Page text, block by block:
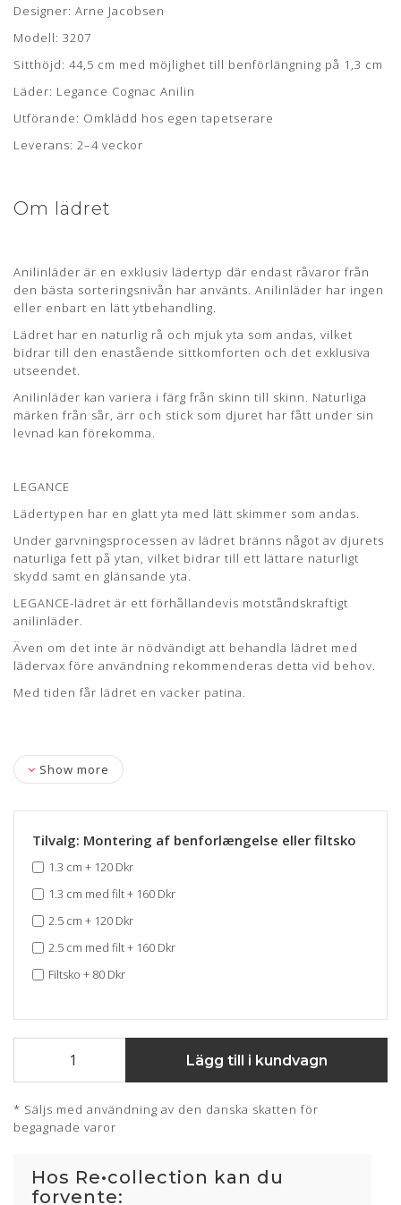
Om læderet
Anilin læder er en eksklusiv lædertype, hvor råvarer fra kun
det bedste sorteringsniveau er anvendt. Anilin læder har
ingen eller kun en ganske let overfladebehandling.
Læderet har en naturlig rå, blød og åndbar overflade som
Anilin læder kan variere i farve fra skind til skind og der kan
forekomme naturlige mærker fra sår, ar og stikmærker, som
LEGANCE
Lædertypen har en glat, blank og åndbar overflade.
Sorteringen er vild og LEGANCE kommer typisk med flere
naturlige ar og mærker som dyret har fået gennem sit aktive
liv. De naturlige mærker bidrager til en helt særlig charme og
originalitet.
Der er i garvningsprocessen af læderet, brændt noget af
dyrets naturlige fedt på overfladen, hvilket medvirker til en
LEGANCE læderet er en rimelig modstandsdygtig anilin
Lædertykkelse: 1-1,2 mm.
Læs mere om pleje og vedligeholdelse her
Designer: Arne Jacobsen
Modell: 3207
Sitthöjd: 44,5 cm med möjlighet till benförlängning på 1,3 cm
Läder: Legance Cognac Anilin
Utförande: Omklädd hos egen tapetserare
Leverans: 2–4 veckor
Om lädret
Anilinläder är en exklusiv lädertyp där endast råvaror från
den bästa sorteringsnivån har använts. Anilinläder har ingen
eller enbart en lätt ytbehandling.
Lädret har en naturlig rå och mjuk yta som andas, vilket
bidrar till den enastående sittkomforten och det exklusiva
utseendet.
Anilinläder kan variera i färg från skinn till skinn. Naturliga
märken från sår, ärr och stick som djuret har fått under sin
levnad kan förekomma.
LEGANCE
Lädertypen har en glatt yta med lätt skimmer som andas.
Under garvningsprocessen av lädret bränns något av djurets
naturliga fett på ytan, vilket bidrar till ett lättare naturligt
skydd samt en glänsande yta.
LEGANCE-lädret är ett förhållandevis motståndskraftigt
anilinläder.
Även om det inte är nödvändigt att behandla lädret med
lädervax före användning rekommenderas detta vid behov.
Med tiden får lädret en vacker patina.
Show more
Tilvalg: Montering af benforlængelse eller filtsko
1.3 cm + 120 Dkr
1.3 cm med filt+ 160 Dkr
2.5 cm + 120 Dkr
2.5 cm med filt+ 160 Dkr
Filtsko + 80 Dkr
Lägg till i kundvagn
* Säljs med användning av den danska skatten för
begagnade varor
Hos Re•collection kan du
forvente: